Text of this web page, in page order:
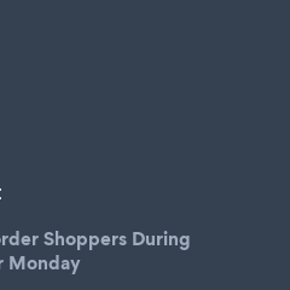
Shoppers During
Monday